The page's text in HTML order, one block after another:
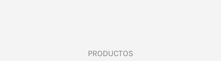
PRODUCTOS